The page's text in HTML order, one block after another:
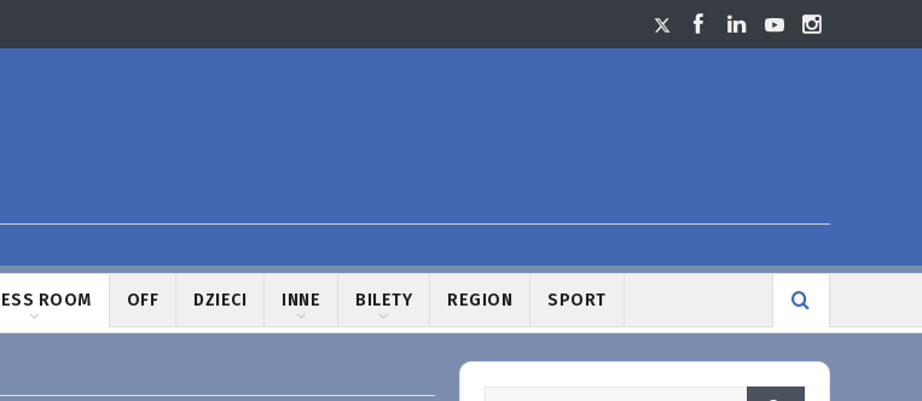
ROOM OFF DZIECI INNE BILETY REGION SPORT